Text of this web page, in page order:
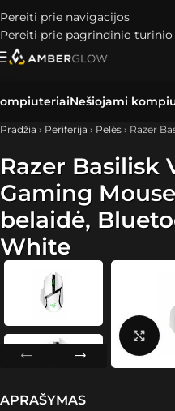
Pereiti prie navigacijos
Pereiti prie pagrindinio turinio
Nešiojami
Pradžia › Periferija › Pelės › Razer
Razer Basilisk
Gaming
belaidė,
White
APRAŠYMAS